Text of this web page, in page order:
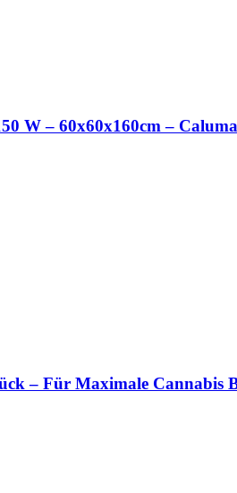
W – 60x60x160cm –
– Für Maximale Cannabis